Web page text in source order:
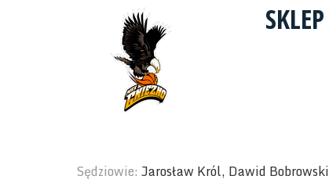
Sędziowie: Jarosław Król, Dawid Bobrowski